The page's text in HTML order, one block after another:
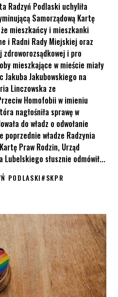
Radzyń Podlaski uchyliła
Samorządową Kartę
mieszkańcy i mieszkanki
i Radni Rady Miejskiej oraz
i pro
mieszkające w mieście miały
Jakuba Jakubowskiego na
Linczowska ze
Homofobii w imieniu
nagłośniła sprawę w
do władz o odwołanie
poprzednie władze Radzynia
Praw Rodzin, Urząd
Lubelskiego słusznie odmówił...
PODLASKI#SKPR